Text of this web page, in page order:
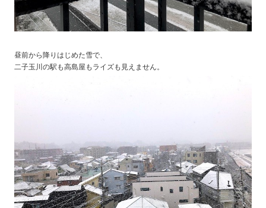
昼前から降りはじめた雪で、
二子玉川の駅も高島屋もライズも見えません。